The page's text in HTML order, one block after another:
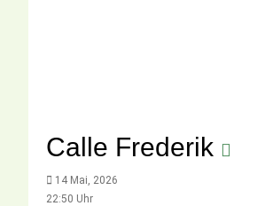
Calle Frederik
14 Mai, 2026
22:50 Uhr